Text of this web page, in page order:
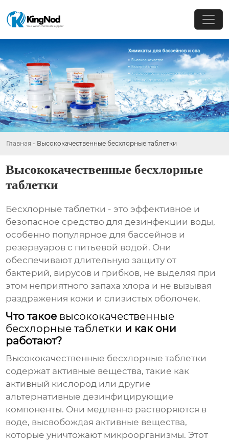
Главная - Высококачественные бесхлорные таблетки
Высококачественные бесхлорные
таблетки
Бесхлорные таблетки - это эффективное и
безопасное средство для дезинфекции воды,
особенно популярное для бассейнов и
резервуаров с питьевой водой. Они
обеспечивают длительную защиту от
бактерий, вирусов и грибков, не выделяя при
этом неприятного запаха хлора и не вызывая
раздражения кожи и слизистых оболочек.
Что такое высококачественные
бесхлорные таблетки и как они
работают?
Высококачественные бесхлорные таблетки
содержат активные вещества, такие как
активный кислород или другие
альтернативные дезинфицирующие
компоненты. Они медленно растворяются в
воде, высвобождая активные вещества,
которые уничтожают микроорганизмы. Этот